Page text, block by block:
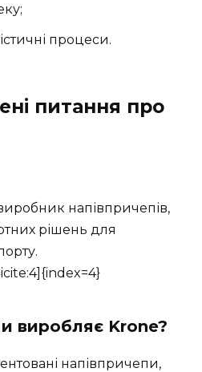
процеси.
питання про
напівпричепів,
рішень для
виробляє Krone?
напівпричепи,